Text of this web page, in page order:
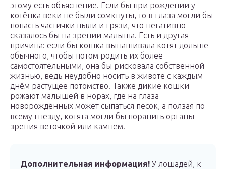
этому есть объяснение. Если бы при рождении у
котёнка веки не были сомкнуты, то в глаза могли бы
попасть частички пыли и грязи, что негативно
сказалось бы на зрении малыша. Есть и другая
причина: если бы кошка вынашивала котят дольше
обычного, чтобы потом родить их более
самостоятельными, она бы рисковала собственной
жизнью, ведь неудобно носить в животе с каждым
днём растущее потомство. Также дикие кошки
рожают малышей в норах, где на глаза
новорождённых может сыпаться песок, а ползая по
всему гнезду, котята могли бы поранить органы
зрения веточкой или камнем.
Дополнительная информация! У лошадей, к